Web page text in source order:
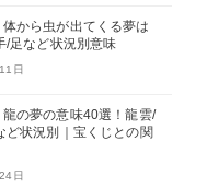
体から虫が出てくる夢は
/足など状況別意味
日
龍の夢の意味40選！龍雲/
ど状況別｜宝くじとの関
日